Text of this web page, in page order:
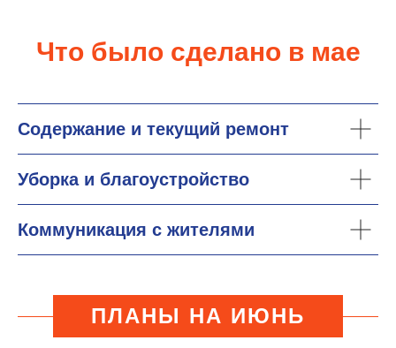
Что было сделано в мае
Содержание и текущий ремонт
Уборка и благоустройство
Коммуникация с жителями
ПЛАНЫ НА ИЮНЬ